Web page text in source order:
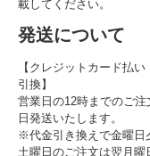
載してください。
発送について
【クレジットカード払い
引換】
営業日の12時までのご注
日発送いたします。
※代金引き換えで金曜日
土曜日のご注文は翌月曜